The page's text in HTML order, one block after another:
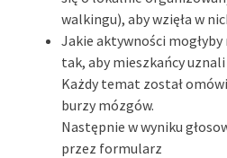
walkingu), aby wzięła w
Jakie aktywności
tak, aby mieszkańcy
Każdy temat został
burzy mózgów.
Następnie w wyniku
przez formularz